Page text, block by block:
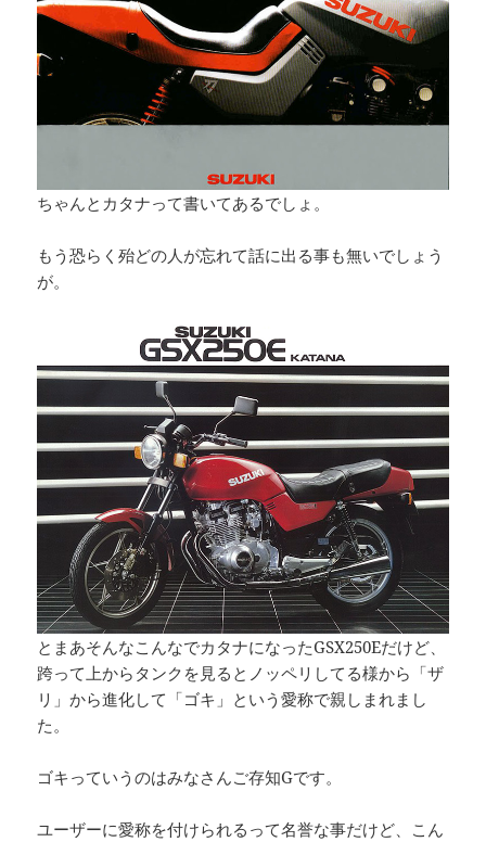
ちゃんとカタナって書いてあるでしょ。
もう恐らく殆どの人が忘れて話に出る事も無いでしょう
が。
とまあそんなこんなでカタナになったGSX250Eだけど、
跨って上からタンクを見るとノッペリしてる様から「ザ
リ」から進化して「ゴキ」という愛称で親しまれまし
た。
ゴキっていうのはみなさんご存知Gです。
ユーザーに愛称を付けられるって名誉な事だけど、こん